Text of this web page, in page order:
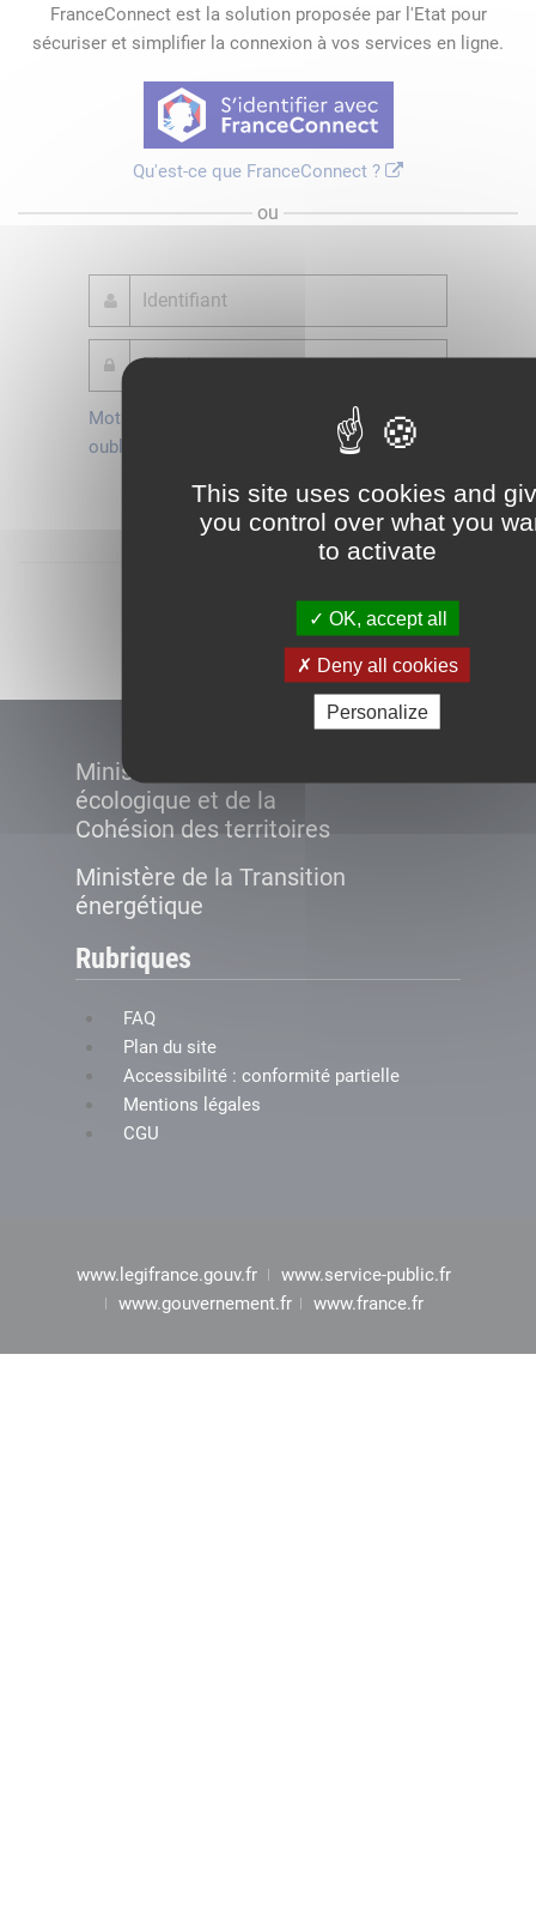
This site uses cookies and
you control over what you
to activate
OK, accept all
Deny all cookies
Personalize
FranceConnect est la solution proposée par l'Etat pour
sécuriser et simplifier la connexion à vos services en ligne.
Qu'est-ce que FranceConnect ?
ou
Mot de passe
oublié ?
Je crée mon
compte
Connexion
Ministère de la Transition
écologique et de la
Cohésion des territoires
Ministère de la Transition
énergétique
Rubriques
FAQ
Plan du site
Accessibilité : conformité partielle
Mentions légales
CGU
www.legifrance.gouv.fr
www.service-public.fr
www.gouvernement.fr
www.france.fr